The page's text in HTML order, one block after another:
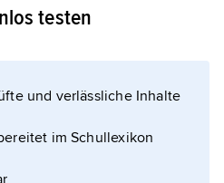
die durch
übertragen
und
Viele Infektionen
testen
und verlässliche Inhalte
im Schullexikon